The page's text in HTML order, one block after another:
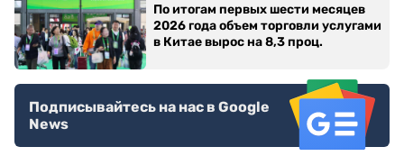
По итогам первых шести месяцев
2026 года объем торговли услугами
в Китае вырос на 8,3 проц.
Подписывайтесь на нас в Google
News